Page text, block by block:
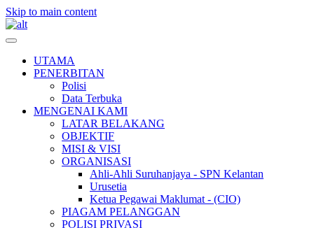
Skip to main content
UTAMA
PENERBITAN
Polisi
Data Terbuka
MENGENAI KAMI
LATAR BELAKANG
OBJEKTIF
MISI & VISI
ORGANISASI
Ahli-Ahli Suruhanjaya - SPN Kelantan
Urusetia
Ketua Pegawai Maklumat - (CIO)
PIAGAM PELANGGAN
POLISI PRIVASI